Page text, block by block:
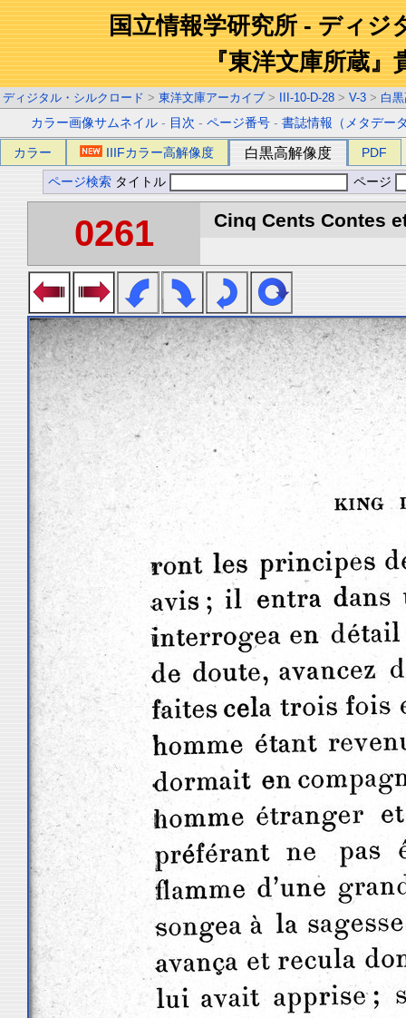
国立情報学研究所 - ディジ
『東洋文庫所蔵』
ディジタル・シルクロード > 東洋文庫アーカイブ > III-10-D-28 > V-3 > 白
カラー画像サムネイル - 目次 -ページ番号 -書誌情報（メタデー
カラー IIIFカラー高解像度 白黒高解像度 PDF
ページ検索 タイトル ページ
0261 Cinq Cents Contes